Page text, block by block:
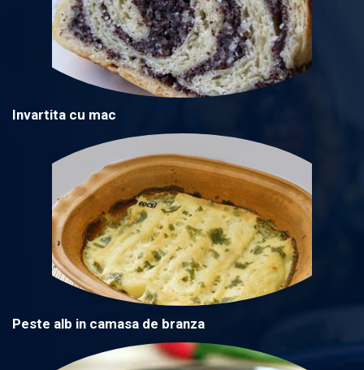
Invartita cu mac
Peste alb in camasa de branza